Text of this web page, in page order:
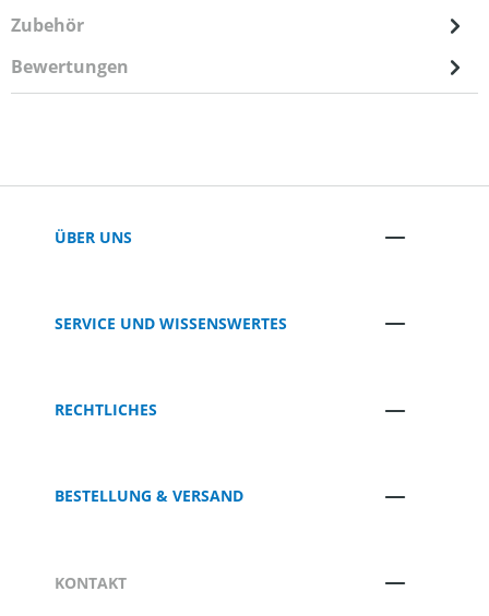
Zubehör
Bewertungen
ÜBER UNS
SERVICE UND WISSENSWERTES
RECHTLICHES
BESTELLUNG & VERSAND
KONTAKT